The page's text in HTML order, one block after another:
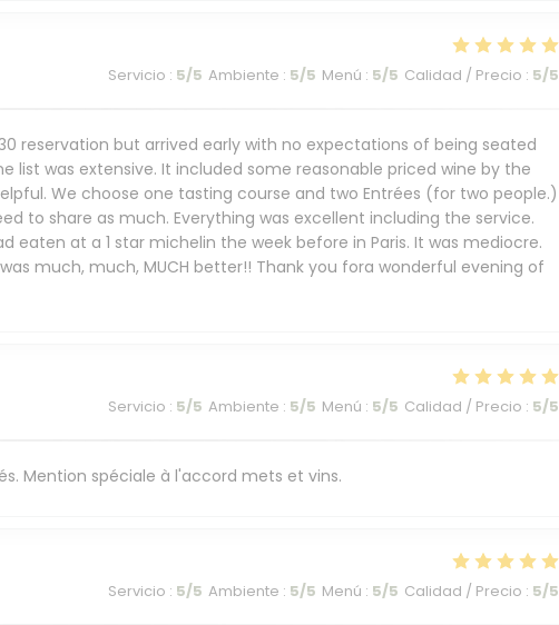
Servicio : 5/5 Ambiente : 5/5 Menú : 5/5 Calidad / Precio : 5/5
reservation but arrived early with no expectations of being seated
list was extensive. It included some reasonable priced wine by the
We choose one tasting course and two Entrées (for two people.)
to share as much. Everything was excellent including the service.
eaten at a 1 star michelin the week before in Paris. It was mediocre.
much, much, MUCH better!! Thank you fora wonderful evening of
Servicio : 5/5 Ambiente : 5/5 Menú : 5/5 Calidad / Precio : 5/5
Mention spéciale à l'accord mets et vins.
Servicio : 5/5 Ambiente : 5/5 Menú : 5/5 Calidad / Precio : 5/5